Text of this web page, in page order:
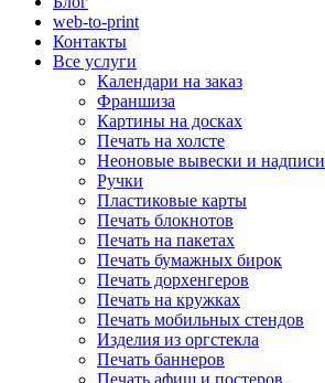
web-to-print
Контакты
Все услуги
Календари на заказ
Франшиза
Картины на досках
Печать на холсте
Неоновые вывески и надписи
Ручки
Пластиковые карты
Печать блокнотов
Печать на пакетах
Печать бумажных бирок
Печать дорхенгеров
Печать на кружках
Печать мобильных стендов
Изделия из оргстекла
Печать баннеров
Печать афиш и постеров